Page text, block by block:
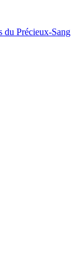
du Précieux-Sang